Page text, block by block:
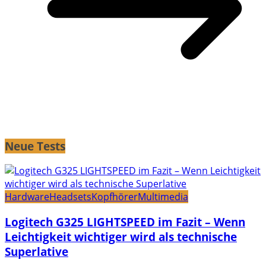
Neue Tests
HardwareHeadsetsKopfhörerMultimedia
Logitech G325 LIGHTSPEED im Fazit – Wenn
Leichtigkeit wichtiger wird als technische
Superlative